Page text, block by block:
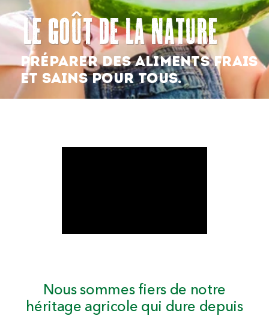
Search
For:
Le GOût De LA nAtuRe
PRÉPARER DES ALIMENTS FRAIS
ET SAINS POUR TOUS.
Nous sommes fiers de notre
héritage agricole qui dure depuis